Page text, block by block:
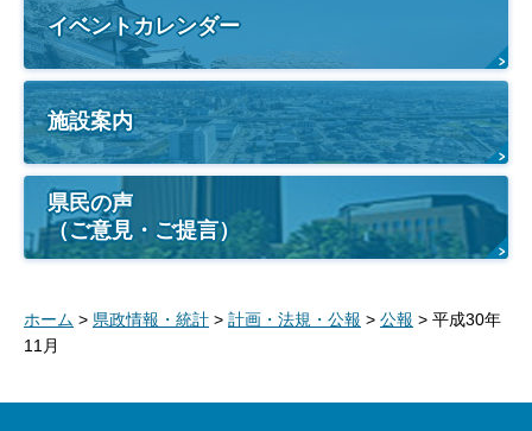
イベントカレンダー
施設案内
県民の声
（ご意見・ご提言）
ホーム > 県政情報・統計 > 計画・法規・公報 > 公報 > 平成30年
11月